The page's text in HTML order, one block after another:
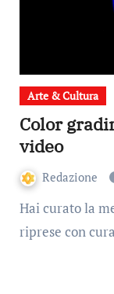
Arte & Cultura
Color
video
Redazione
Hai curato la messa in luce delle tue scene, girato le
riprese con